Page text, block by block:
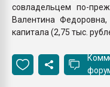
совладельцем по-
Валентина Федоровна,
капитала (2,75 тыс.